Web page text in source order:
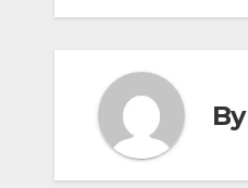
b
o
k
d
n
By